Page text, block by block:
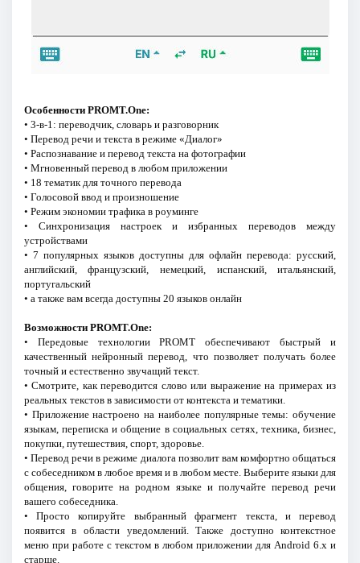
Особенности PROMT.One:
• 3-в-1: переводчик, словарь и разговорник
• Перевод речи и текста в режиме «Диалог»
• Распознавание и перевод текста на фотографии
• Мгновенный перевод в любом приложении
• 18 тематик для точного перевода
• Голосовой ввод и произношение
• Режим экономии трафика в роуминге
• Синхронизация настроек и избранных переводов между
устройствами
• 7 популярных языков доступны для офлайн перевода: русский,
английский, французский, немецкий, испанский, итальянский,
португальский
• а также вам всегда доступны 20 языков онлайн
Возможности PROMT.One:
• Передовые технологии PROMT обеспечивают быстрый и
качественный нейронный перевод, что позволяет получать более
точный и естественно звучащий текст.
• Смотрите, как переводится слово или выражение на примерах из
реальных текстов в зависимости от контекста и тематики.
• Приложение настроено на наиболее популярные темы: обучение
языкам, переписка и общение в социальных сетях, техника, бизнес,
покупки, путешествия, спорт, здоровье.
• Перевод речи в режиме диалога позволит вам комфортно общаться
с собеседником в любое время и в любом месте. Выберите языки для
общения, говорите на родном языке и получайте перевод речи
вашего собеседника.
• Просто копируйте выбранный фрагмент текста, и перевод
появится в области уведомлений. Также доступно контекстное
меню при работе с текстом в любом приложении для Android 6.x и
старше.